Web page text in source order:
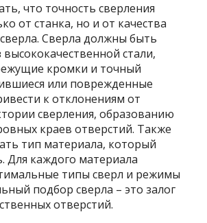
что точность сверления
от станка, но и от качества
Сверла должны быть
стали,
кромки и точный
или поврежденные
к отклонениям от
сверления, образованию
краев отверстий. Также
тип материала, который
Для каждого материала
типы сверл и режимы
подбор сверла – это залог
отверстий.